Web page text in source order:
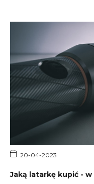
bloku, aby stał się
20-04-2023
Jaką latarkę kupić -